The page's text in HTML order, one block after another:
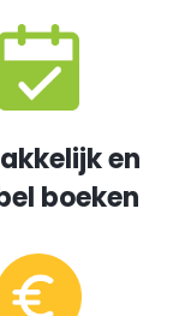
en
boeken